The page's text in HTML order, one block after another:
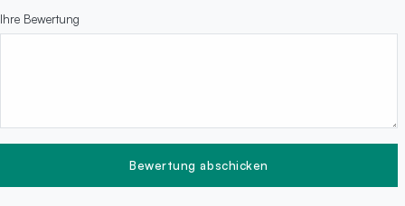
Ihre Bewertung
Bewertung abschicken